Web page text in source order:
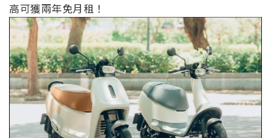
高可獲兩年免月租！